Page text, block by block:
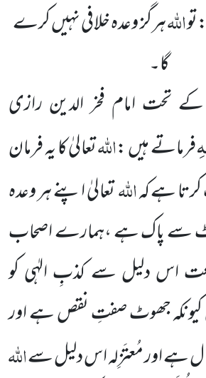
:تواللہہرگز وعدہ خلافی نہیں کرے
گا۔
امام فخر الدین رازی
فرماتے ہیں :اللہتعالیٰ کا یہ فرمان
ہے کہاللہتعالیٰ اپنے ہر وعدہ
سے پاک ہے ،ہمارے اصحاب
اس دلیل سے کذبِ الہٰی کو
کیونکہ جھوٹ صفتِ نقص ہے اور
ہے اور مُعتَزِلہ اس دلیل سےاللہ